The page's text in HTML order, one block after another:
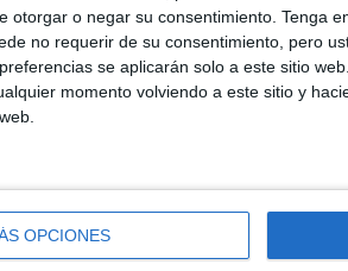
otorgar o negar su consentimiento. Tenga
no requerir de su consentimiento, pero
se aplicarán solo a este sitio
momento volviendo a este sitio y
OPCIONES
que su despido fuera calificado de
jueza de instancia lo calificó
todas las participantes en la
lo fueron las que se expresaron en